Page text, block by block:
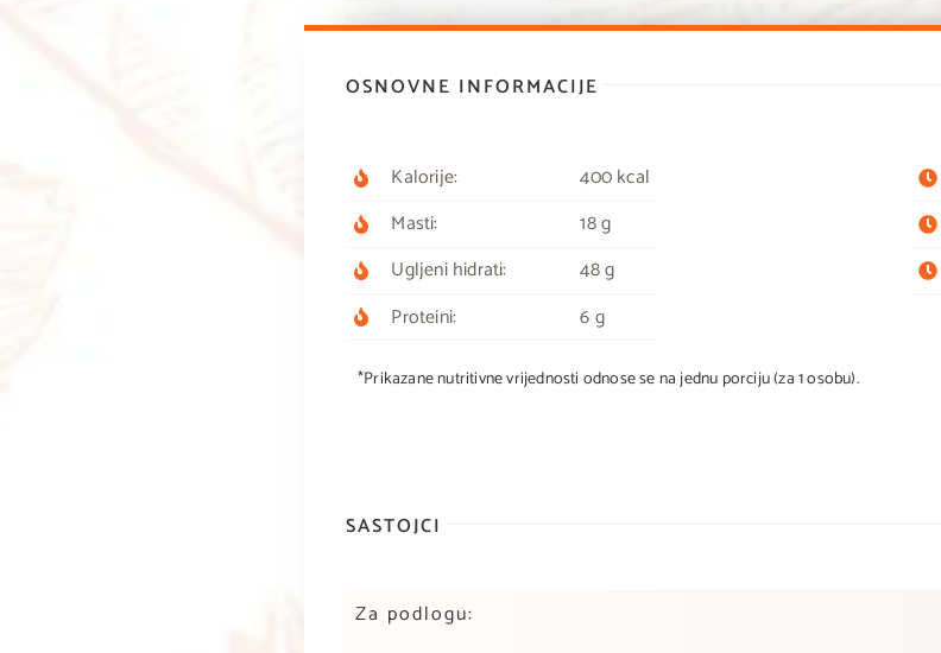
OSNOVNE INFORMACIJE
Kalorije:
Masti:
Ugljeni hidrati:
Proteini:
400 kcal
18 g
48 g
6 g
*Prikazane nutritivne vrijednosti odnose se na jednu porciju (za 1 osobu).
SASTOJCI
Za podlogu: